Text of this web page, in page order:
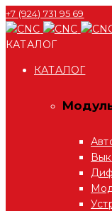
+7 (924) 731 95 69
КАТАЛОГ
КАТАЛОГ